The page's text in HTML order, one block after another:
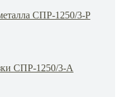
СПР-1250/3-Р
СПР-1250/3-А